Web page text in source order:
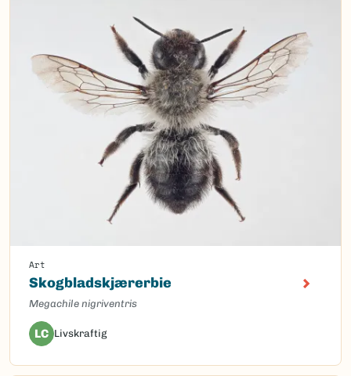
Art
Skogbladskjærerbie
Megachile nigriventris
LC Livskraftig